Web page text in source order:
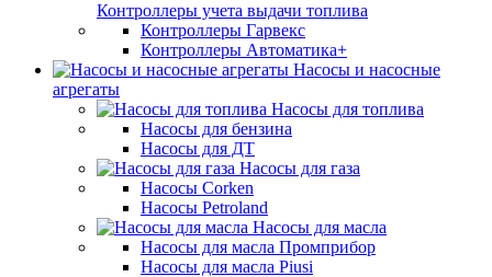
Контроллеры учета выдачи топлива
Контроллеры Гарвекс
Контроллеры Автоматика+
Насосы и насосные
агрегаты
Насосы для топлива
Насосы для бензина
Насосы для ДТ
Насосы для газа
Насосы Corken
Насосы Petroland
Насосы для масла
Насосы для масла Промприбор
Насосы для масла Piusi